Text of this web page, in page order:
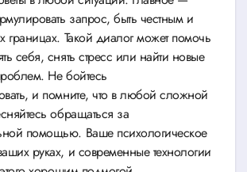
запрос, быть честным и
границах. Такой диалог может помочь
себя, снять стресс или найти новые
Не бойтесь
и помните, что в любой сложной
обращаться за
помощью. Ваше психологическое
руках, и современные технологии